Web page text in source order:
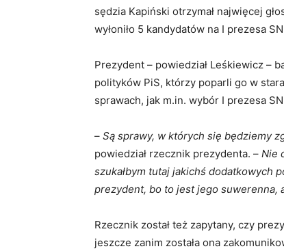
sędzia Kapiński otrzymał najwięcej
wyłoniło 5 kandydatów na I prezesa
Prezydent – powiedział Leśkiewicz –
polityków PiS, którzy poparli go w
sprawach, jak m.in. wybór I prezesa
– Są sprawy, w których się będziemy
powiedział rzecznik prezydenta. – Nie
szukałbym tutaj jakichś dodatkowych
prezydent, bo to jest jego suwerenna,
Rzecznik został też zapytany, czy
jeszcze zanim została ona